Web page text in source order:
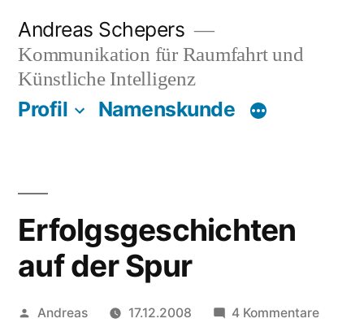
Inhalt
springen
Andreas Schepers
Kommunikation für Raumfahrt und
Künstliche Intelligenz
Profil Namenskunde
Erfolgsgeschichten
auf der Spur
Veröffentlicht
Andreas 17.12.2008 4 Kommentarezu